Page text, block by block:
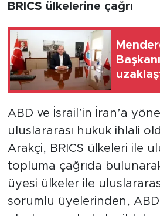
BRICS ülkelerine çağrı
ABD ve İsrail’in İran’a
uluslararası hukuk ihlali
Arakçi, BRICS ülkeleri ile
topluma çağrıda
üyesi ülkeler ile
sorumlu üyelerinden, ABD